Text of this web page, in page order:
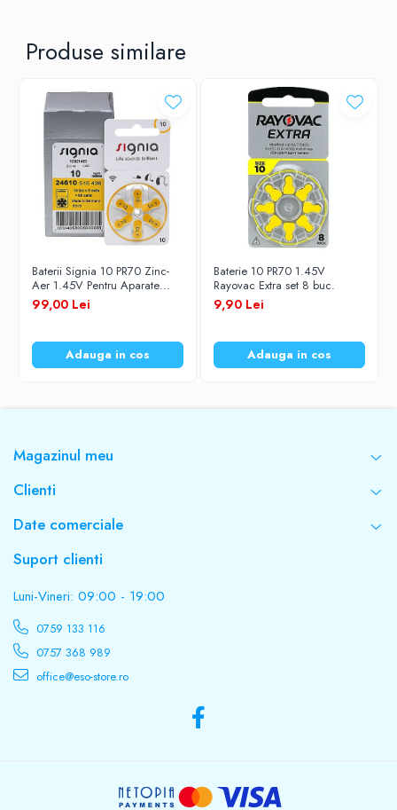
Produse similare
Baterii Signia 10 PR70 Zinc-
Aer 1.45V Pentru Aparate
Auditive Set 60 Baterii
99,00 Lei
Adauga in cos
Baterie 10 PR70 1.45V
Rayovac Extra set 8 buc.
9,90 Lei
Adauga in cos
Magazinul meu
Clienti
Date comerciale
Suport clienti
Luni-Vineri: 09:00 - 19:00
0759 133 116
0757 368 989
office@eso-store.ro